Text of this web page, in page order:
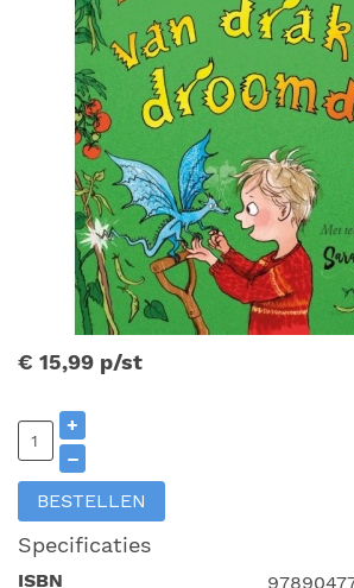
€ 15,99 p/st
+
–
BESTELLEN
Specificaties
ISBN